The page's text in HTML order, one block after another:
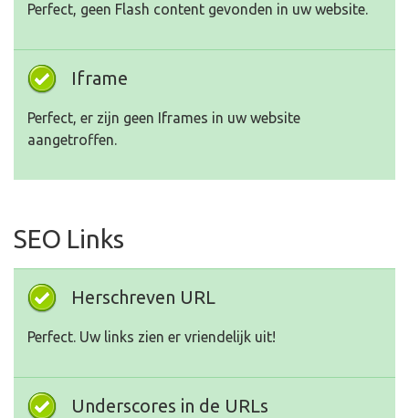
Perfect, geen Flash content gevonden in uw website.
Iframe
Perfect, er zijn geen Iframes in uw website
aangetroffen.
SEO Links
Herschreven URL
Perfect. Uw links zien er vriendelijk uit!
Underscores in de URLs